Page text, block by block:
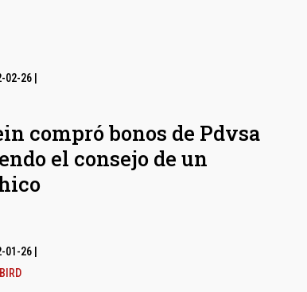
02-26|
compró bonos de Pdvsa
el consejo de un
01-26|
BIRD